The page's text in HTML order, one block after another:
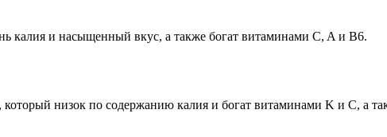
калия и насыщенный вкус, а также богат витаминами C, A и B6.
низок по содержанию калия и богат витаминами K и C, а